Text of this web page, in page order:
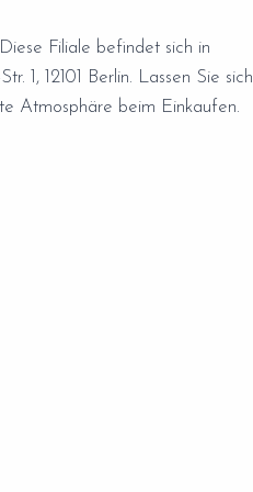
Filiale befindet sich in
1, 12101 Berlin. Lassen Sie sich
Atmosphäre beim Einkaufen.